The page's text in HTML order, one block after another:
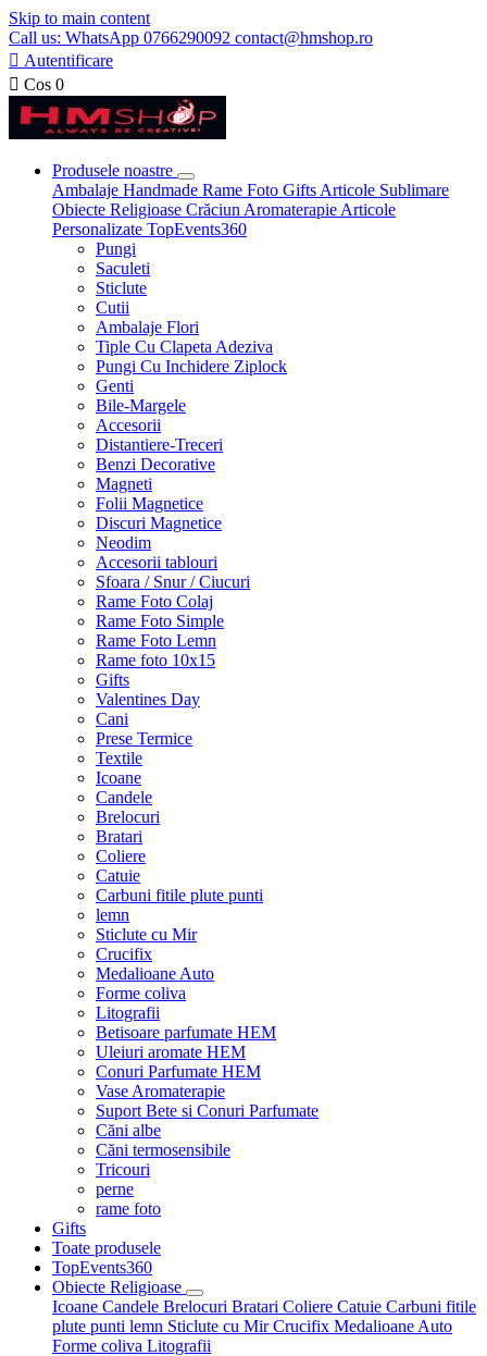
Skip to main content
Call us: WhatsApp 0766290092 contact@hmshop.ro
 Autentificare
 Cos 0
Produsele noastre
Ambalaje Handmade Rame Foto Gifts Articole Sublimare
Obiecte Religioase Crăciun Aromaterapie Articole
Personalizate TopEvents360
Pungi
Saculeti
Sticlute
Cutii
Ambalaje Flori
Tiple Cu Clapeta Adeziva
Pungi Cu Inchidere Ziplock
Genti
Bile-Margele
Accesorii
Distantiere-Treceri
Benzi Decorative
Magneti
Folii Magnetice
Discuri Magnetice
Neodim
Accesorii tablouri
Sfoara / Snur / Ciucuri
Rame Foto Colaj
Rame Foto Simple
Rame Foto Lemn
Rame foto 10x15
Gifts
Valentines Day
Cani
Prese Termice
Textile
Icoane
Candele
Brelocuri
Bratari
Coliere
Catuie
Carbuni fitile plute punti
lemn
Sticlute cu Mir
Crucifix
Medalioane Auto
Forme coliva
Litografii
Betisoare parfumate HEM
Uleiuri aromate HEM
Conuri Parfumate HEM
Vase Aromaterapie
Suport Bete si Conuri Parfumate
Căni albe
Căni termosensibile
Tricouri
perne
rame foto
Gifts
Toate produsele
TopEvents360
Obiecte Religioase
Icoane Candele Brelocuri Bratari Coliere Catuie Carbuni fitile
plute punti lemn Sticlute cu MirCrucifix Medalioane Auto
Forme coliva Litografii